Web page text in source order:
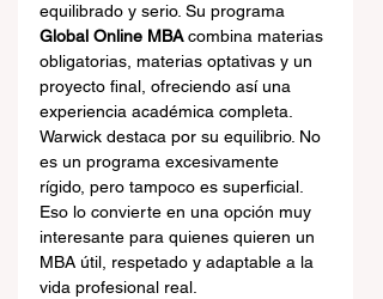
equilibrado y serio. Su programa
Global Online MBA combina materias
obligatorias, materias optativas y un
proyecto final, ofreciendo así una
experiencia académica completa.
Warwick destaca por su equilibrio. No
es un programa excesivamente
rígido, pero tampoco es superficial.
Eso lo convierte en una opción muy
interesante para quienes quieren un
MBA útil, respetado y adaptable a la
vida profesional real.